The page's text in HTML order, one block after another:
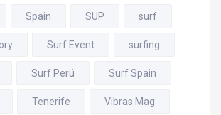
Spain SUP surf
Surf Event surfing
Surf Perú Surf Spain
Tenerife Vibras Mag